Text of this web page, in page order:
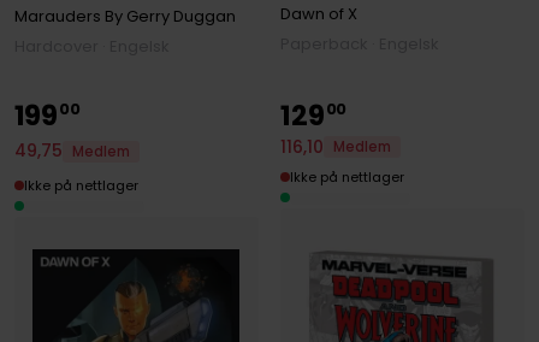
Marauders By Gerry Duggan
Dawn of X
19900
49,75
Medlem
Ikke på nettlager
12900
116,10
Medlem
Ikke på nettlager